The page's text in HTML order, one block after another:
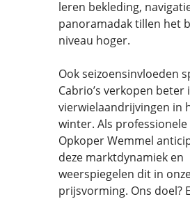
leren bekleding,
panoramadak tillen het
niveau hoger.
Ook seizoensinvloeden
Cabrio’s verkopen beter
vierwielaandrijvingen in
winter. Als
Opkoper Wemmel
deze marktdynamiek en
weerspiegelen dit in
prijsvorming. Ons doel?